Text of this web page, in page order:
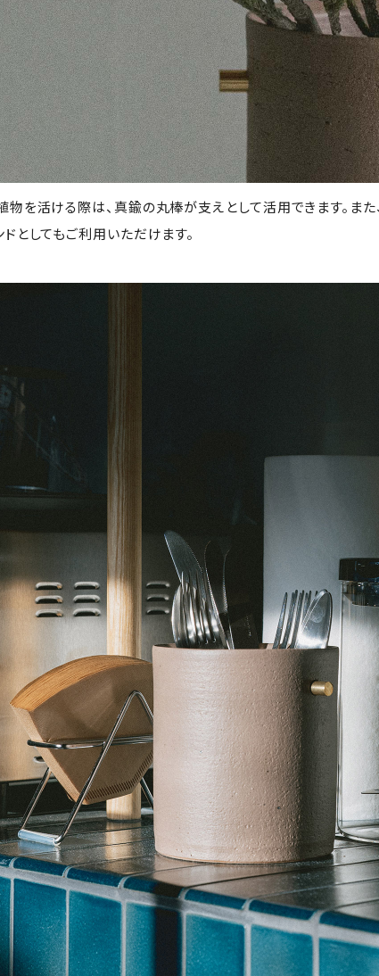
物を活ける際は、真鍮の丸棒が支えとして活用できます。ま
ドとしてもご利用いただけます。